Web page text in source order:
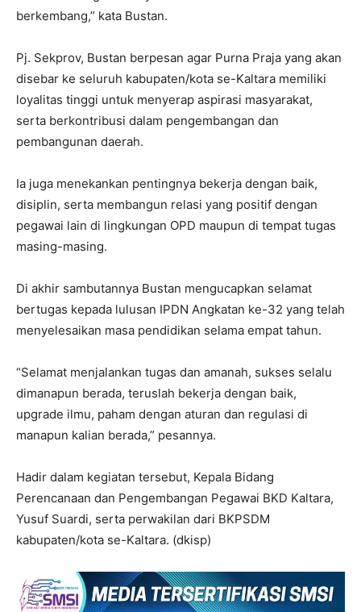
berkembang,” kata Bustan.
Pj. Sekprov, Bustan berpesan agar Purna Praja yang akan
disebar ke seluruh kabupaten/kota se-Kaltara memiliki
loyalitas tinggi untuk menyerap aspirasi masyarakat,
serta berkontribusi dalam pengembangan dan
pembangunan daerah.
Ia juga menekankan pentingnya bekerja dengan baik,
disiplin, serta membangun relasi yang positif dengan
pegawai lain di lingkungan OPD maupun di tempat tugas
masing-masing.
Di akhir sambutannya Bustan mengucapkan selamat
bertugas kepada lulusan IPDN Angkatan ke-32 yang telah
menyelesaikan masa pendidikan selama empat tahun.
“Selamat menjalankan tugas dan amanah, sukses selalu
dimanapun berada, teruslah bekerja dengan baik,
upgrade ilmu, paham dengan aturan dan regulasi di
manapun kalian berada,” pesannya.
Hadir dalam kegiatan tersebut, Kepala Bidang
Perencanaan dan Pengembangan Pegawai BKD Kaltara,
Yusuf Suardi, serta perwakilan dari BKPSDM
kabupaten/kota se-Kaltara. (dkisp)